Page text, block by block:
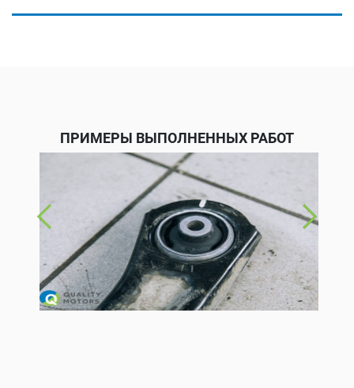
ПРИМЕРЫ ВЫПОЛНЕННЫХ РАБОТ